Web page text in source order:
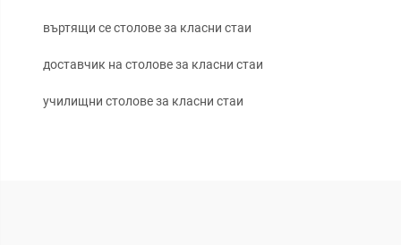
въртящи се столове за класни стаи
доставчик на столове за класни стаи
училищни столове за класни стаи